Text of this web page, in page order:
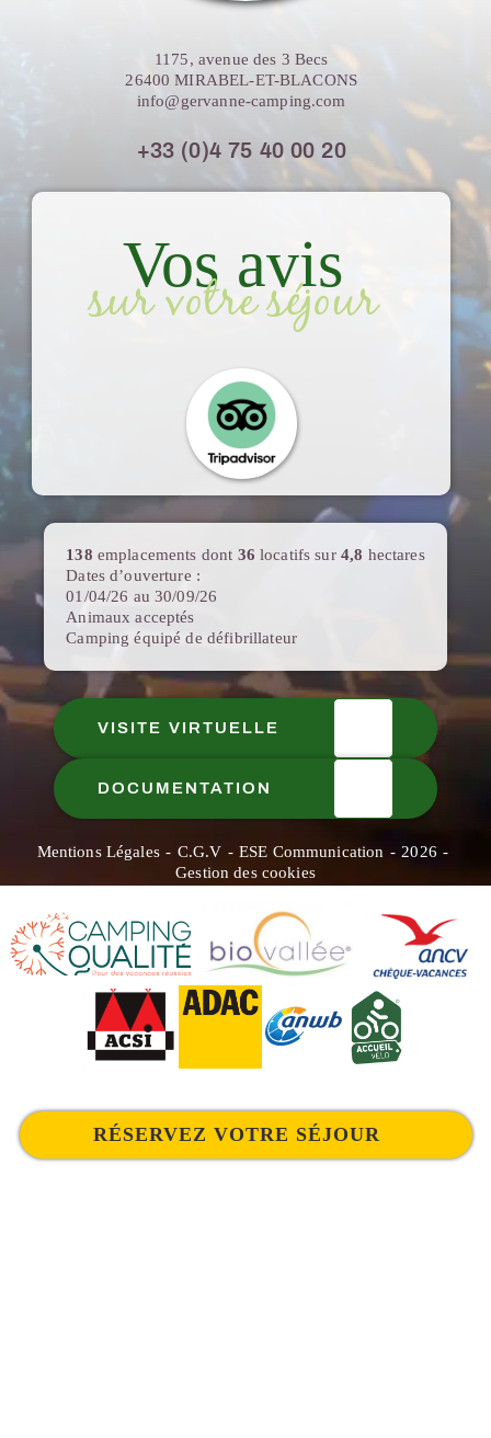
RÉSERVEZ VOTRE SÉJOUR
1175, avenue des 3 Becs
26400 MIRABEL-ET-BLACONS
info@gervanne-camping.com
+33 (0)4 75 40 00 20
Vos avis
sur votre séjour
138 emplacements dont 36 locatifs sur 4,8 hectares
Dates d’ouverture :
01/04/26 au 30/09/26
Animaux acceptés
Camping équipé de défibrillateur
VISITE VIRTUELLE
DOCUMENTATION
Mentions Légales C.G.V ESE Communication
2026
Gestion des cookies